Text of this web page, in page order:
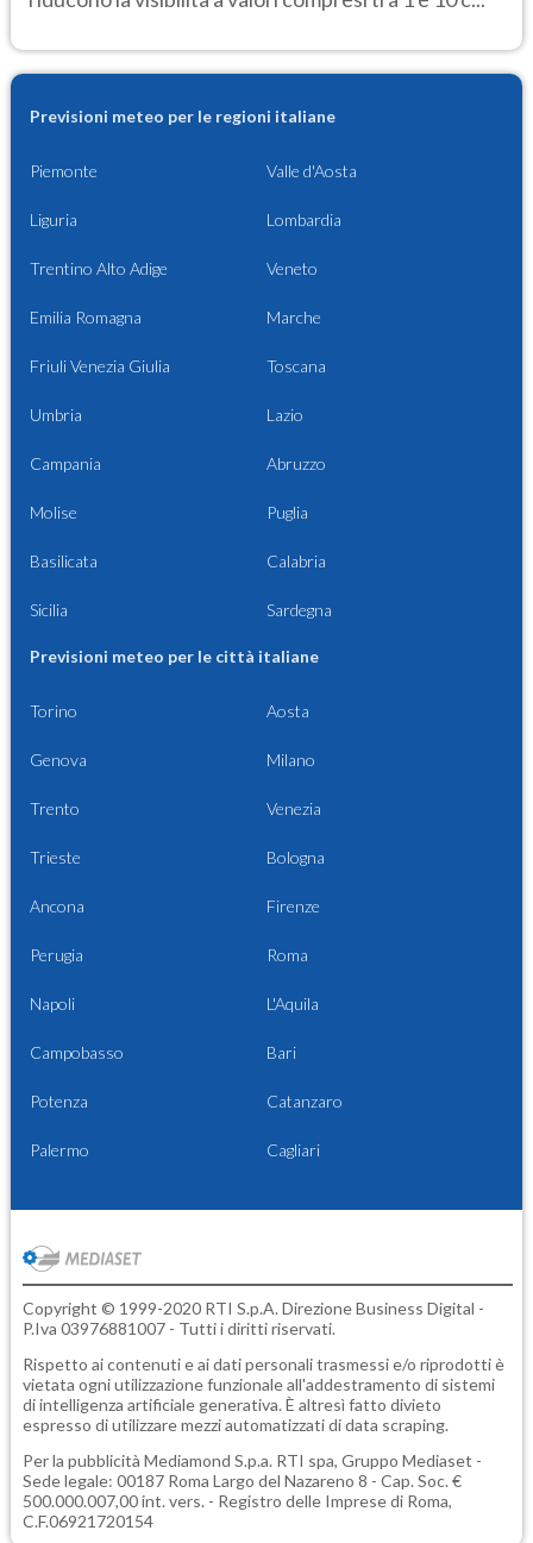
Previsioni meteo per le regioni italiane
Piemonte Valle d'Aosta
Liguria Lombardia
Trentino Alto Adige Veneto
Emilia Romagna Marche
Friuli Venezia Giulia Toscana
Umbria Lazio
Campania Abruzzo
Molise Puglia
Basilicata Calabria
Sicilia Sardegna
Previsioni meteo per le città italiane
Torino Aosta
Genova Milano
Trento Venezia
Trieste Bologna
Ancona Firenze
Perugia Roma
Napoli L'Aquila
Campobasso Bari
Potenza Catanzaro
Palermo Cagliari
Copyright © 1999-2020 RTI S.p.A. Direzione Business Digital -
P.Iva 03976881007 - Tutti i diritti riservati.
Rispetto ai contenuti e ai dati personali trasmessi e/o riprodotti è
vietata ogni utilizzazione funzionale all'addestramento di sistemi
di intelligenza artificiale generativa. È altresì fatto divieto
espresso di utilizzare mezzi automatizzati di data scraping.
Per la pubblicità Mediamond S.p.a. RTI spa, Gruppo Mediaset -
Sede legale: 00187 Roma Largo del Nazareno 8 - Cap. Soc. €
500.000.007,00 int. vers. - Registro delle Imprese di Roma,
C.F.06921720154